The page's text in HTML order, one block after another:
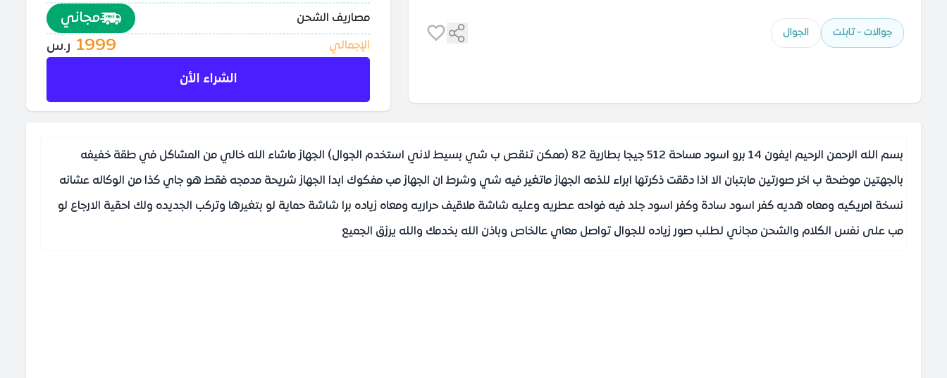
جوالات - تابلت الجوال
مصاريف الشحن مجاني
الإجمالي 1999 ر.س
الشراء الأن
بسم الله الرحمن الرحيم ايفون 14 برو اسود مساحة 512 جيجا بطارية 82 (ممكن تنقص ب شي بسيط لاني استخدم الجوال) الجهاز ماشاء الله خالي من المشاكل في طقة خفيفه
بالجهتين موضحة ب اخر صورتين مابتبان الا اذا دققت ذكرتها ابراء للذمه الجهاز ماتغير فيه شي وشرط ان الجهاز مب مفكوك ابدا الجهاز شريحة مدمجه فقط هو جاي كذا من الوكاله عشانه
نسخة امريكيه ومعاه هديه كفر اسود سادة وكفر اسود جلد فيه فواحه عطريه وعليه شاشة ملاقيف حراريه ومعاه زياده برا شاشة حماية لو بتغيرها وتركب الجديده ولك احقية الارجاع لو
مب على نفس الكلام والشحن مجاني لطلب صور زياده للجوال تواصل معاي عالخاص وباذن الله بخدمك والله يرزق الجميع